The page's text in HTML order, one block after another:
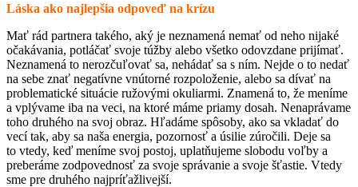
Láska ako najlepšia odpoveď na krízu
Mať rád partnera takého, aký je neznamená nemať od neho nijaké
očakávania, potláčať svoje túžby alebo všetko odovzdane prijímať.
Neznamená to nerozčuľovať sa, nehádať sa s ním. Nejde o to nedať
na sebe znať negatívne vnútorné rozpoloženie, alebo sa dívať na
problematické situácie ružovými okuliarmi. Znamená to, že meníme
a vplývame iba na veci, na ktoré máme priamy dosah. Nenaprávame
toho druhého na svoj obraz. Hľadáme spôsoby, ako sa vkladať do
vecí tak, aby sa naša energia, pozornosť a úsilie zúročili. Deje sa
to vtedy, keď meníme svoj postoj, uplatňujeme slobodu voľby a
preberáme zodpovednosť za svoje správanie a svoje šťastie. Vtedy
sme pre druhého najpríťažlivejší.